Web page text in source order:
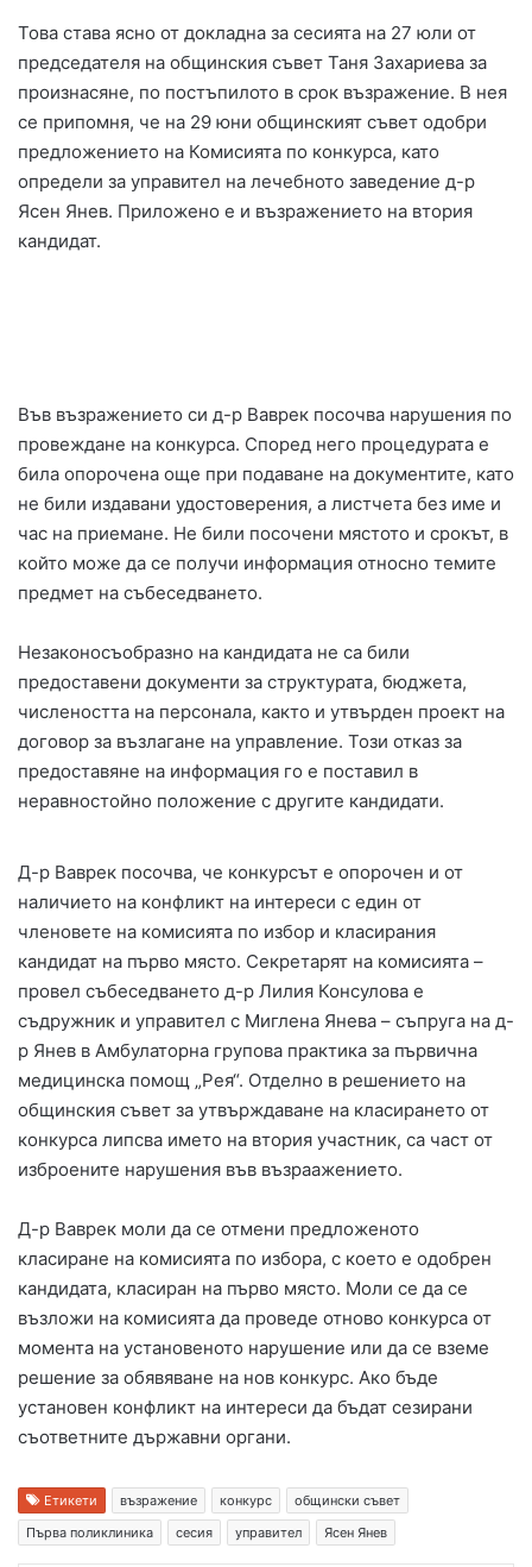
Това става ясно от докладна за сесията на 27 юли от
председателя на общинския съвет Таня Захариева за
произнасяне, по постъпилото в срок възражение. В нея
се припомня, че на 29 юни общинският съвет одобри
предложението на Комисията по конкурса, като
определи за управител на лечебното заведение д-р
Ясен Янев. Приложено е и възражението на втория
кандидат.
Във възражението си д-р Ваврек посочва нарушения по
провеждане на конкурса. Според него процедурата е
била опорочена още при подаване на документите, като
не били издавани удостоверения, а листчета без име и
час на приемане. Не били посочени мястото и срокът, в
който може да се получи информация относно темите
предмет на събеседването.
Незаконосъобразно на кандидата не са били
предоставени документи за структурата, бюджета,
числеността на персонала, както и утвърден проект на
договор за възлагане на управление. Този отказ за
предоставяне на информация го е поставил в
неравностойно положение с другите кандидати.
Д-р Ваврек посочва, че конкурсът е опорочен и от
наличието на конфликт на интереси с един от
членовете на комисията по избор и класирания
кандидат на първо място. Секретарят на комисията –
провел събеседването д-р Лилия Консулова е
съдружник и управител с Миглена Янева – съпруга на д-
р Янев в Амбулаторна групова практика за първична
медицинска помощ „Рея“. Отделно в решението на
общинския съвет за утвърждаване на класирането от
конкурса липсва името на втория участник, са част от
изброените нарушения във възраажението.
Д-р Ваврек моли да се отмени предложеното
класиране на комисията по избора, с което е одобрен
кандидата, класиран на първо място. Моли се да се
възложи на комисията да проведе отново конкурса от
момента на установеното нарушение или да се вземе
решение за обявяване на нов конкурс. Ако бъде
установен конфликт на интереси да бъдат сезирани
съответните държавни органи.
Етикети възражение конкурс
общински съвет
Първа поликлиника
сесия управител Ясен Янев